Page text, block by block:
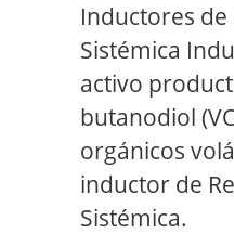
Inductores de
Sistémica
activo
butanodiol
orgánicos
inductor de
Sistémica.